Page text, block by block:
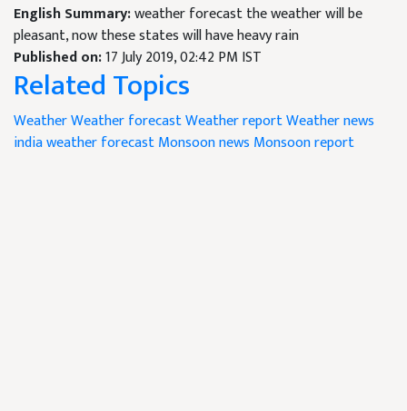
English Summary:weather forecast the weather will be
pleasant, now these states will have heavy rain
Published on:17 July 2019, 02:42 PM IST
Related Topics
WeatherWeather forecastWeather reportWeather news
india weather forecastMonsoon news Monsoon report